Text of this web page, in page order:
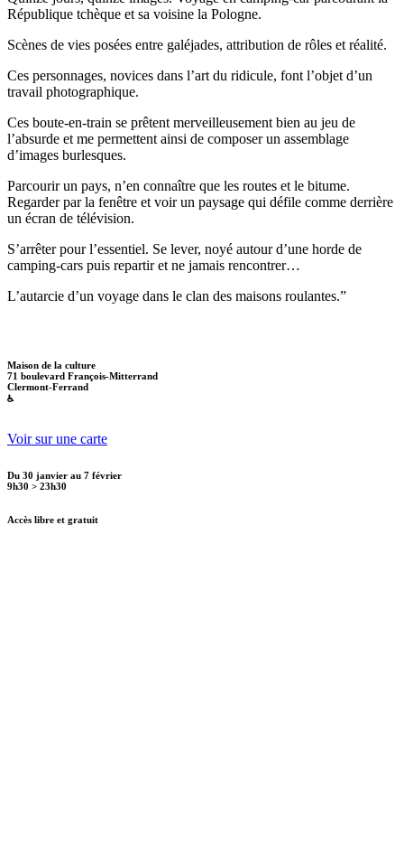
République tchèque et sa voisine la Pologne.
Scènes de vies posées entre galéjades, attribution de rôles et réalité.
Ces personnages, novices dans l’art du ridicule, font l’objet d’un
travail photographique.
Ces boute-en-train se prêtent merveilleusement bien au jeu de
l’absurde et me permettent ainsi de composer un assemblage
d’images burlesques.
Parcourir un pays, n’en connaître que les routes et le bitume.
Regarder par la fenêtre et voir un paysage qui défile comme derrière
un écran de télévision.
S’arrêter pour l’essentiel. Se lever, noyé autour d’une horde de
camping-cars puis repartir et ne jamais rencontrer…
L’autarcie d’un voyage dans le clan des maisons roulantes.”
Maison de la culture
71 boulevard François-Mitterrand
Clermont-Ferrand
♿
Voir sur une carte
Du 30 janvier au 7 février
9h30 > 23h30
Accès libre et gratuit